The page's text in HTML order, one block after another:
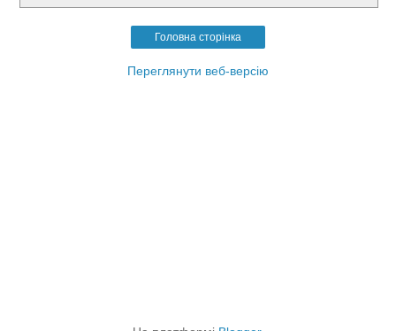
Головна сторінка
Переглянути веб-версію